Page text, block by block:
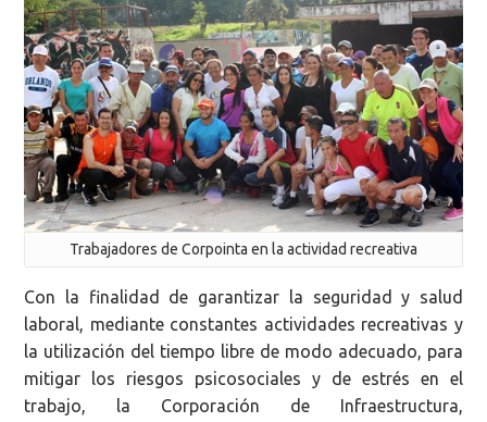
Trabajadores de Corpointa en la actividad recreativa
Con la finalidad de garantizar la seguridad y salud
laboral, mediante constantes actividades recreativas y
la utilización del tiempo libre de modo adecuado, para
mitigar los riesgos psicosociales y de estrés en el
trabajo, la Corporación de Infraestructura,